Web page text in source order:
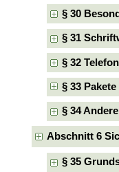
§ 30
§ 31
§ 32
§ 33 Pakete
§ 34
Abschnitt 6
§ 35